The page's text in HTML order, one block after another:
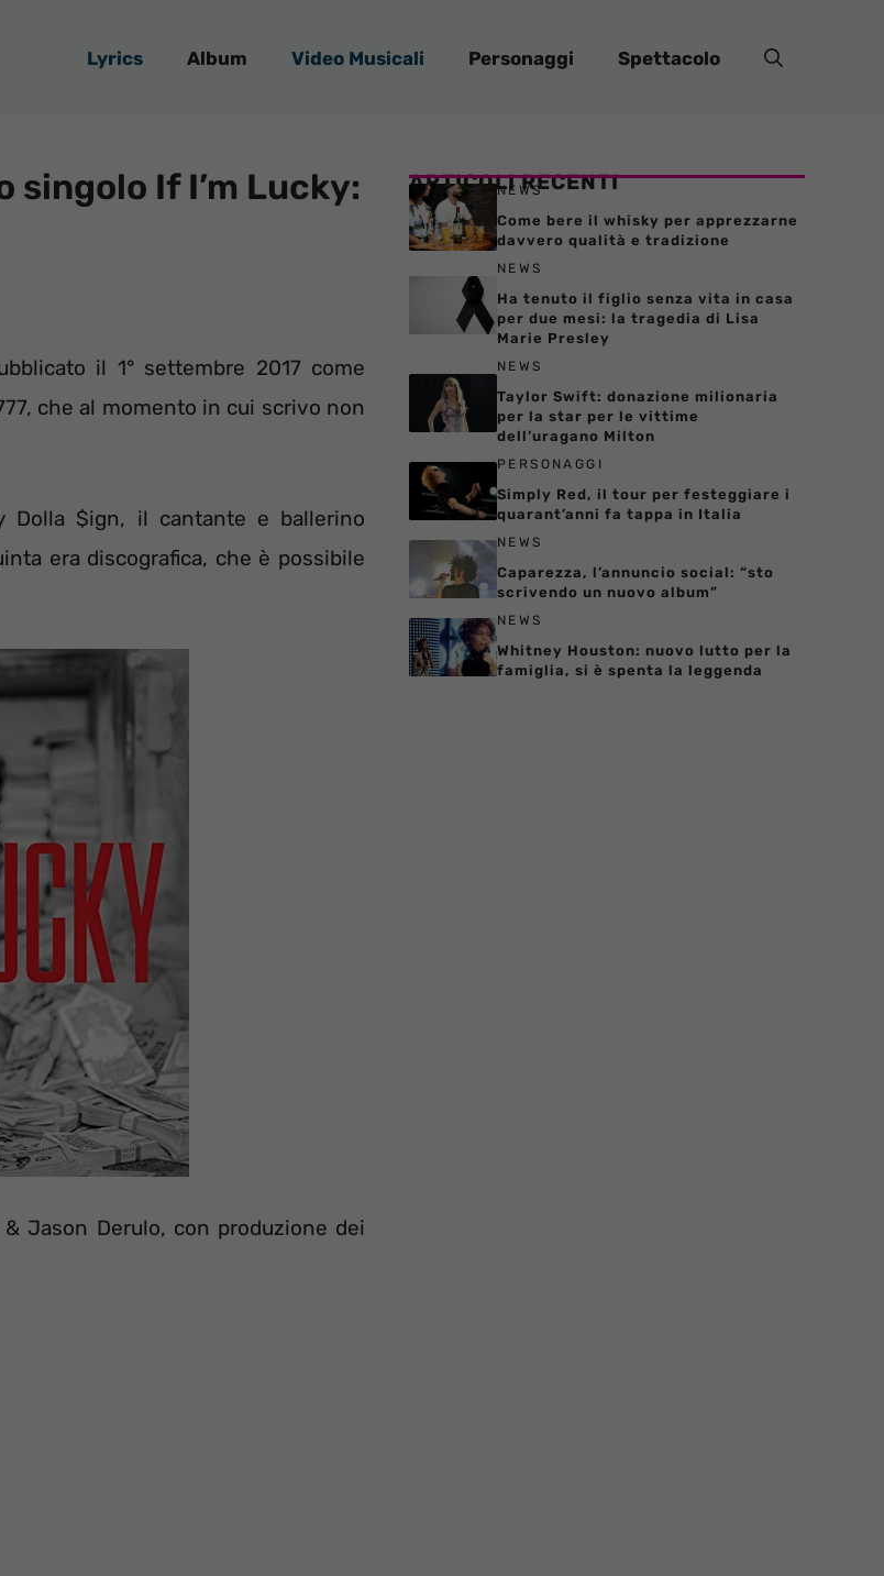
Lyrics Album Video Musicali Personaggi Spettacolo
singolo If I’m Lucky:
il 1° settembre 2017 come
che al momento in cui scrivo non
Dolla $ign, il cantante e ballerino
era discografica, che è possibile
Jason Derulo, con produzione dei
ARTICOLI RECENTI
NEWS
Come bere il whisky per apprezzarne
davvero qualità e tradizione
NEWS
Ha tenuto il figlio senza vita in casa
per due mesi: la tragedia di Lisa
Marie Presley
NEWS
Taylor Swift: donazione milionaria
per la star per le vittime
dell’uragano Milton
PERSONAGGI
Simply Red, il tour per festeggiare i
quarant’anni fa tappa in Italia
NEWS
Caparezza, l’annuncio social: “sto
scrivendo un nuovo album”
NEWS
Whitney Houston: nuovo lutto per la
famiglia, si è spenta la leggenda